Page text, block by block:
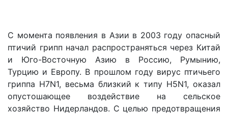
С момента появления в Азии в 2003 году опасный
птичий грипп начал распространяться через Китай
и Юго-Восточную Азию в Россию, Румынию,
Турцию и Европу. В прошлом году вирус птичьего
гриппа H7N1, весьма близкий к типу Н5N1, оказал
опустошающее воздействие на сельское
хозяйство Нидерландов. С целью предотвращения